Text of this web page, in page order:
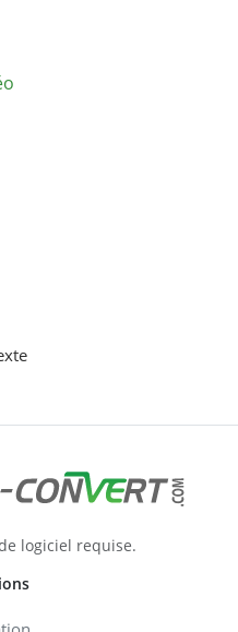
logiciel requise.